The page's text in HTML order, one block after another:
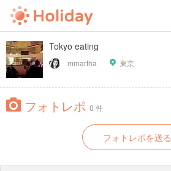
Tokyo eating
mmartha 東京
フォトレポ 0 件
フォトレポを送る